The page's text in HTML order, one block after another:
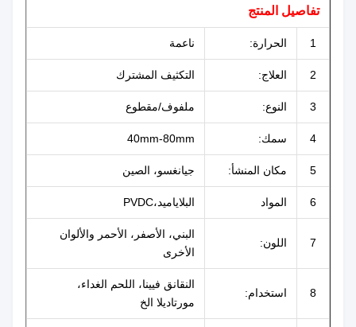
تفاصيل المنتج
1 الحرارة: ناعمة
2 العلاج: التكثيف المشترك
3 النوع: ملفوف/مقطوع
4 سمك: 40mm-80mm
5 مكان المنشأ: جيانغسو، الصين
6 المواد البلاياميد،PVDC
7 اللون:
البني، الأصفر، الأحمر والألوان
الأخرى
8 استخدام:
النقانق فيينا، اللحم الغداء،
مورتاديلا الخ